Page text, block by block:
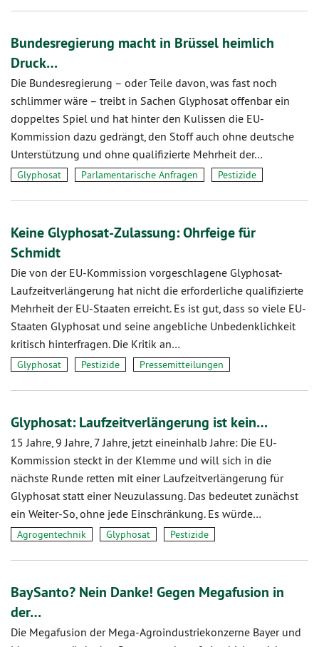
Bundesregierung macht in Brüssel heimlich
Druck…
Die Bundesregierung – oder Teile davon, was fast noch
schlimmer wäre – treibt in Sachen Glyphosat offenbar ein
doppeltes Spiel und hat hinter den Kulissen die EU-
Kommission dazu gedrängt, den Stoff auch ohne deutsche
Unterstützung und ohne qualifizierte Mehrheit der…
Glyphosat Parlamentarische Anfragen Pestizide
Keine Glyphosat-Zulassung: Ohrfeige für
Schmidt
Die von der EU-Kommission vorgeschlagene Glyphosat-
Laufzeitverlängerung hat nicht die erforderliche qualifizierte
Mehrheit der EU-Staaten erreicht. Es ist gut, dass so viele EU-
Staaten Glyphosat und seine angebliche Unbedenklichkeit
kritisch hinterfragen. Die Kritik an…
Glyphosat Pestizide Pressemitteilungen
Glyphosat: Laufzeitverlängerung ist kein…
15 Jahre, 9 Jahre, 7 Jahre, jetzt eineinhalb Jahre: Die EU-
Kommission steckt in der Klemme und will sich in die
nächste Runde retten mit einer Laufzeitverlängerung für
Glyphosat statt einer Neuzulassung. Das bedeutet zunächst
ein Weiter-So, ohne jede Einschränkung. Es würde…
Agrogentechnik Glyphosat Pestizide
BaySanto? Nein Danke! Gegen Megafusion in
der…
Die Megafusion der Mega-Agroindustriekonzerne Bayer und